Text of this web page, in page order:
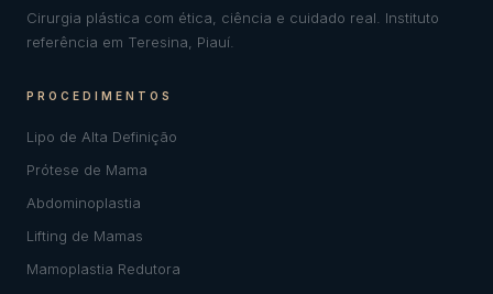
Cirurgia plástica com ética, ciência e cuidado real. Instituto
referência em Teresina, Piauí.
PROCEDIMENTOS
Lipo de Alta Definição
Prótese de Mama
Abdominoplastia
Lifting de Mamas
Mamoplastia Redutora